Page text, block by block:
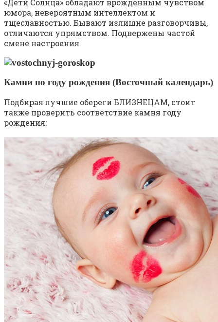
«Дети Солнца» обладают врожденным чувством
юмора, невероятным интеллектом и
тщеславностью. Бывают излишне разговорчивы,
отличаются упрямством. Подвержены частой
смене настроения.
Камни по году рождения (Восточный календарь)
Подбирая лучшие обереги БЛИЗНЕЦАМ, стоит
также проверить соответствие камня году
рождения: